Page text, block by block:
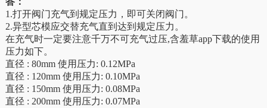
1.打开阀门充气到规定压力，即可关闭阀门。
2.异型芯模应交替充气直到达到规定压力。
在充气时一定要注意千万不可充气过压,含羞草app下载的使用
压力如下。
直径 : 80mm 使用压力: 0.12MPa
直径 : 120mm 使用压力: 0.10MPa
直径 : 150mm 使用压力: 0.08MPa
直径 : 200mm 使用压力: 0.07MPa